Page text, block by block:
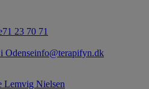
71 23 70 71
info@terapifyn.dk
Lemvig Nielsen